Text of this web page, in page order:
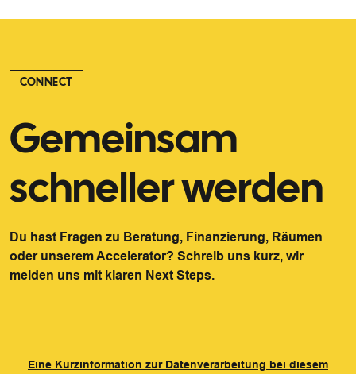
CONNECT
Gemeinsam
schneller werden
Du hast Fragen zu Beratung, Finanzierung, Räumen
oder unserem Accelerator? Schreib uns kurz, wir
melden uns mit klaren Next Steps.
Eine Kurzinformation zur Datenverarbeitung bei diesem